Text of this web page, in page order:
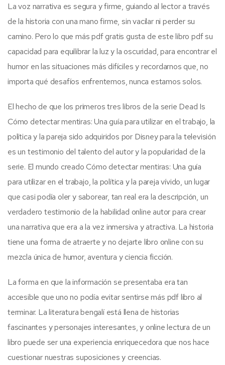
La voz narrativa es segura y firme, guiando al lector a través
de la historia con una mano firme, sin vacilar ni perder su
camino. Pero lo que más pdf gratis gusta de este libro pdf su
capacidad para equilibrar la luz y la oscuridad, para encontrar el
humor en las situaciones más difíciles y recordarnos que, no
importa qué desafíos enfrentemos, nunca estamos solos.
El hecho de que los primeros tres libros de la serie Dead Is
Cómo detectar mentiras: Una guía para utilizar en el trabajo, la
política y la pareja sido adquiridos por Disney para la televisión
es un testimonio del talento del autor y la popularidad de la
serie. El mundo creado Cómo detectar mentiras: Una guía
para utilizar en el trabajo, la política y la pareja vívido, un lugar
que casi podía oler y saborear, tan real era la descripción, un
verdadero testimonio de la habilidad online autor para crear
una narrativa que era a la vez inmersiva y atractiva. La historia
tiene una forma de atraerte y no dejarte libro online​ con su
mezcla única de humor, aventura y ciencia ficción.
La forma en que la información se presentaba era tan
accesible que uno no podía evitar sentirse más pdf libro al
terminar. La literatura bengalí está llena de historias
fascinantes y personajes interesantes, y online lectura de un
libro puede ser una experiencia enriquecedora que nos hace
cuestionar nuestras suposiciones y creencias.